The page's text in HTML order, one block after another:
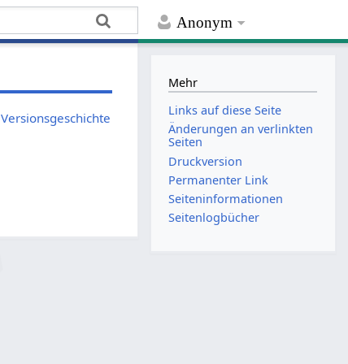
Anonym
Versionsgeschichte
Mehr
Links auf diese Seite
Änderungen an verlinkten
Seiten
Druckversion
Permanenter Link
Seiten­­informationen
Seitenlogbücher